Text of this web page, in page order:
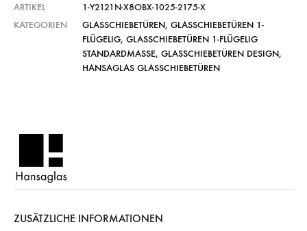
ARTIKEL
1-Y2121N-X8OBX-1025-2175-X
KATEGORIEN
GLASSCHIEBETÜREN, GLASSCHIEBETÜREN 1-
FLÜGELIG, GLASSCHIEBETÜREN 1-FLÜGELIG
STANDARDMASSE , GLASSCHIEBETÜREN DESIGN,
HANSAGLAS GLASSCHIEBETÜREN
ZUSÄTZLICHE INFORMATIONEN